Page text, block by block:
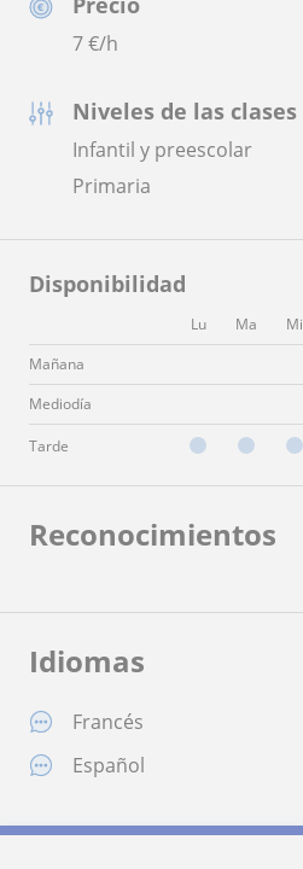
7€/h
Niveles de las clases
Infantil y preescolar
Primaria
Disponibilidad
Lu Ma Mi
Mañana
Mediodía
Tarde
Reconocimientos
Idiomas
Francés
Español